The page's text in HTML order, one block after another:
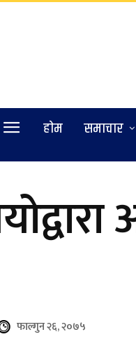
हाेम समाचार
फाल्गुन २६, २०७५